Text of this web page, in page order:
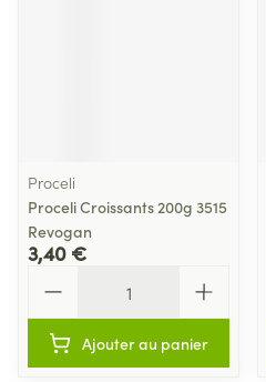
Proceli
Proceli Croissants 200g 3515
Revogan
3,40 €
Ajouter au panier